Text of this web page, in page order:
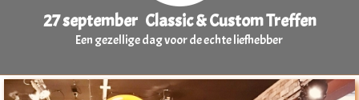
27 september Classic & Custom Treffen
Een gezellige dag voor de echte liefhebber